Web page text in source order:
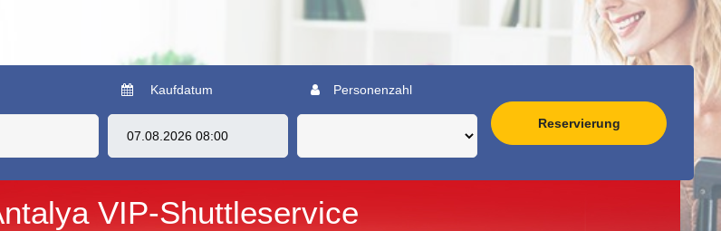
Kaufdatum Personenzahl
Reservierung
VIP-Shuttleservice